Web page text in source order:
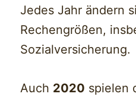
Jedes Jahr ändern
Rechengrößen,
Sozialversicherung.
Auch 2020 spielen